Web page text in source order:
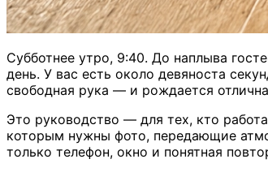
Субботнее утро, 9:40. До наплыва
день. У вас есть около девяноста
свободная рука — и рождается
Это руководство — для тех, кто
которым нужны фото, передающие
только телефон, окно и понятная